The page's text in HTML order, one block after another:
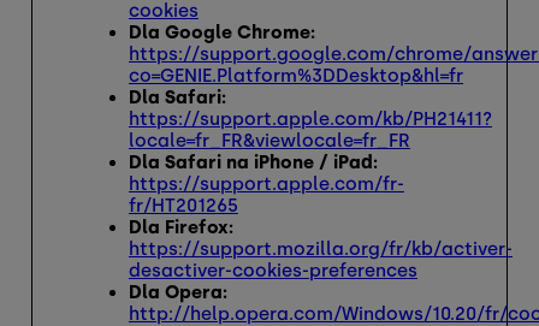
cookies
Dla Google Chrome:
https://support.google.com/chrome/
co=GENIE.Platform%3DDesktop&hl=fr
Dla Safari:
https://support.apple.com/kb/PH21411?
locale=fr_FR&viewlocale=fr_FR
Dla Safari na iPhone / iPad:
https://support.apple.com/fr-
fr/HT201265
Dla Firefox:
https://support.mozilla.org/fr/kb/activer-
desactiver-cookies-preferences
Dla Opera:
http://help.opera.com/Windows/10.20/fr/